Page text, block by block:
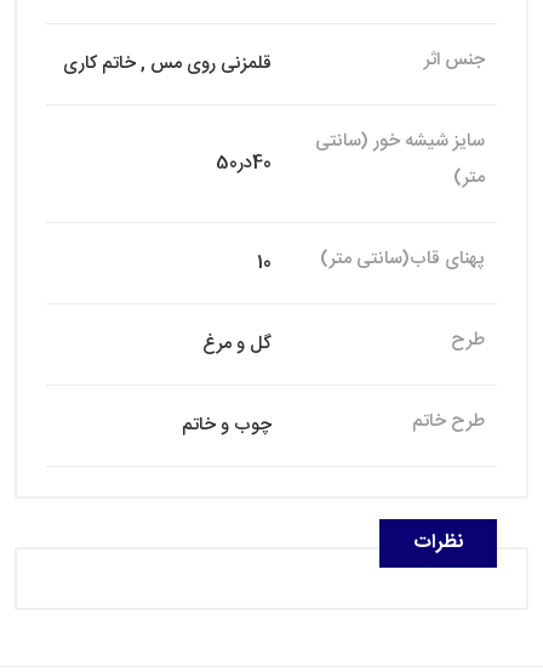
جنس اثر قلمزنی روی مس , خاتم کاری
سایز شیشه خور (سانتی
متر)
40در50
پهنای قاب(سانتی متر) 10
طرح گل و مرغ
طرح خاتم چوب و خاتم
نظرات